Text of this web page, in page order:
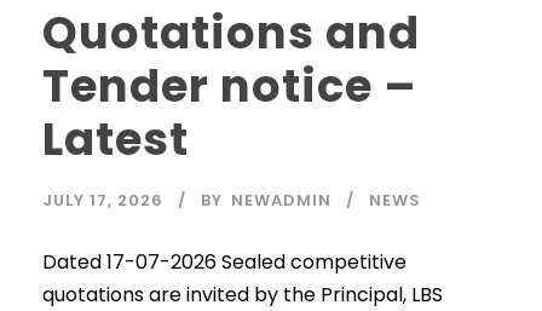
Quotations and
Tender notice –
Latest
JULY 17, 2026 BY NEWADMIN NEWS
Dated 17-07-2026 Sealed competitive
quotations are invited by the Principal, LBS